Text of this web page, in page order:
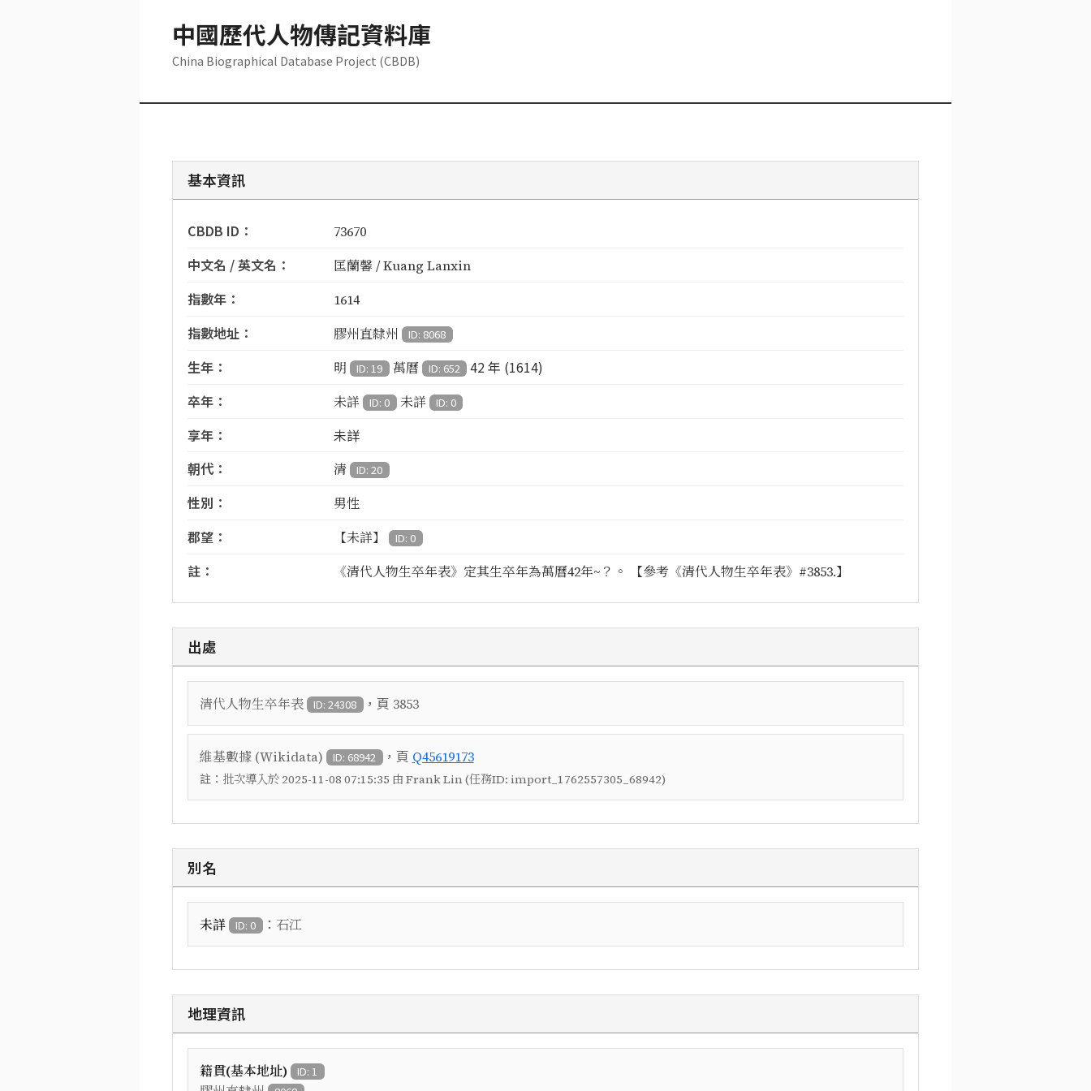
中國歷代人物傳記資料庫
China Biographical Database Project (CBDB)
基本資訊
CBDB ID： 73670
中文名 / 英文名： 匡蘭馨 / Kuang Lanxin
指數年： 1614
指數地址： 膠州直隸州 ID: 8068
生年： 明 ID: 19 萬曆 ID: 652
42 年 (1614)
卒年：
未詳 ID: 0 未詳 ID: 0
享年：
未詳
朝代：
清 ID: 20
性別： 男性
郡望： 【未詳】 ID: 0
註： 《清代人物生卒年表》定其生卒年為萬曆42年~？。 【參考《清代人物生卒年表》#3853.】
出處
清代人物生卒年表 ID: 24308 ，頁 3853
維基數據 (Wikidata) ID: 68942 ，頁 Q45619173
註： 批次導入於 2025-11-08 07:15:35 由 Frank Lin (任務ID: import_1762557305_68942)
別名
未詳 ID: 0 ： 石江
地理資訊
籍貫(基本地址) ID: 1